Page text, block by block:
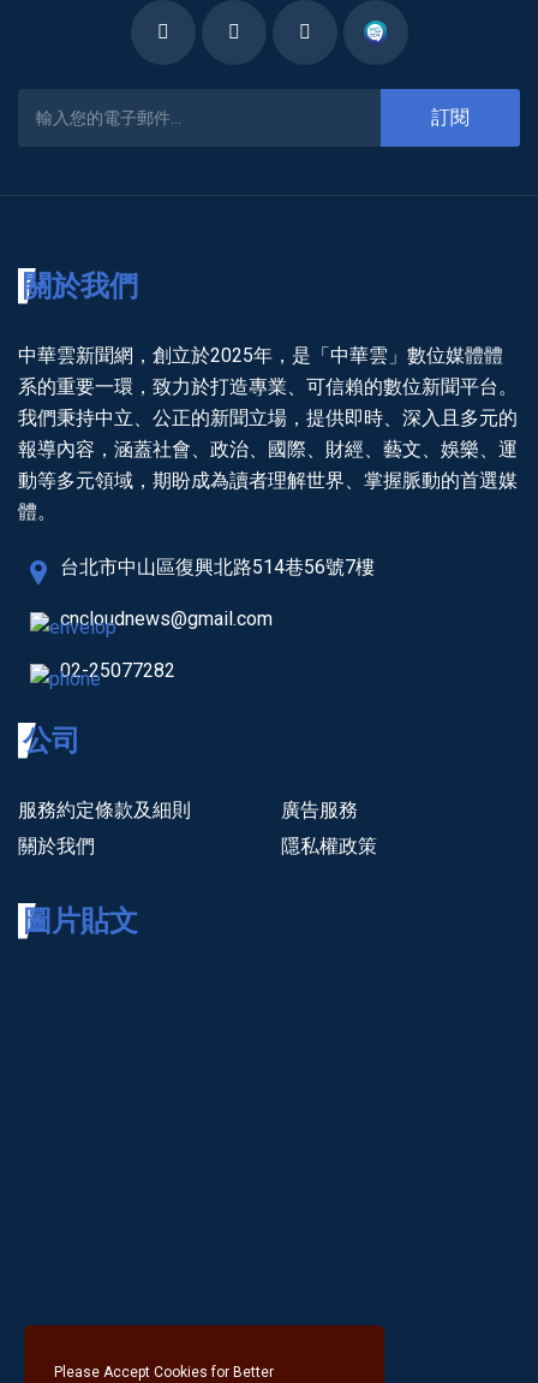
訂閱
關於我們
中華雲新聞網，創立於2025年，是「中華雲」數位媒體體
系的重要一環，致力於打造專業、可信賴的數位新聞平台。
我們秉持中立、公正的新聞立場，提供即時、深入且多元的
報導內容，涵蓋社會、政治、國際、財經、藝文、娛樂、運
動等多元領域，期盼成為讀者理解世界、掌握脈動的首選媒
體。
台北市中山區復興北路514巷56號7樓
cncloudnews@gmail.com
02-25077282
公司
服務約定條款及細則
廣告服務
關於我們
隱私權政策
圖片貼文
Please Accept Cookies for Better